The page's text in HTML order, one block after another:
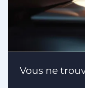
Vous ne